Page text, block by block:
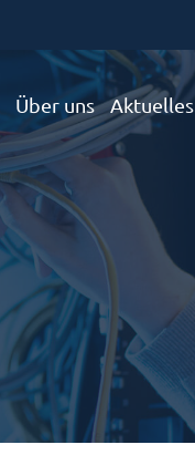
Über uns Aktuelles